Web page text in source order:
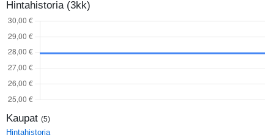
Hintahistoria (3kk)
Kaupat (5)
Hintahistoria